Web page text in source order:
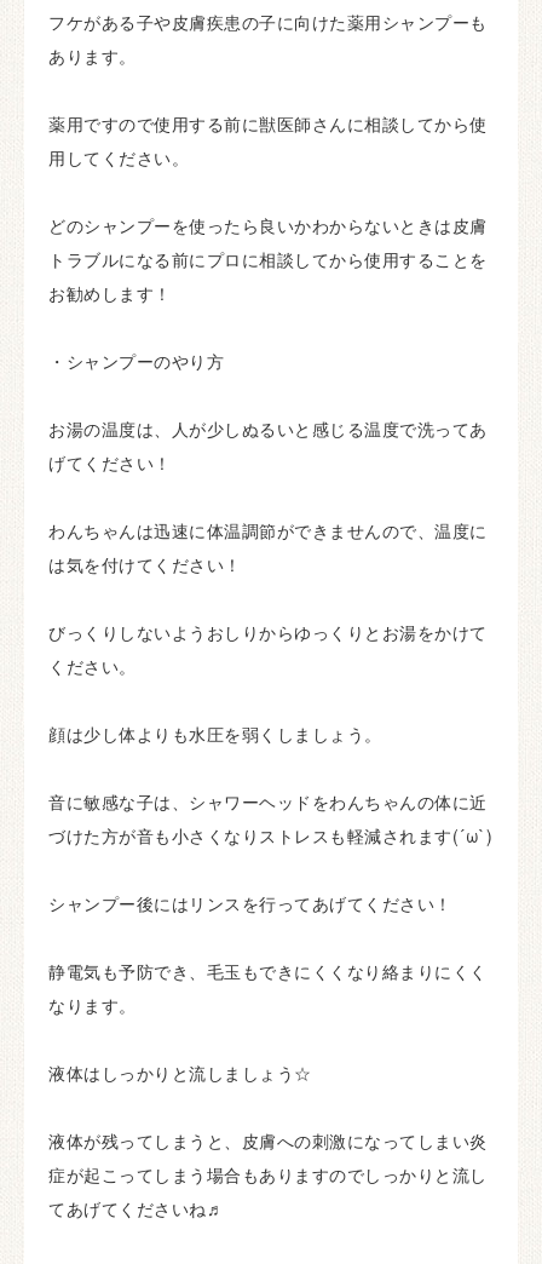
フケがある子や皮膚疾患の子に向けた薬用シャンプーも
あります。
薬用ですので使用する前に獣医師さんに相談してから使
用してください。
どのシャンプーを使ったら良いかわからないときは皮膚
トラブルになる前にプロに相談してから使用することを
お勧めします！
・シャンプーのやり方
お湯の温度は、人が少しぬるいと感じる温度で洗ってあ
げてください！
わんちゃんは迅速に体温調節ができませんので、温度に
は気を付けてください！
びっくりしないようおしりからゆっくりとお湯をかけて
ください。
顔は少し体よりも水圧を弱くしましょう。
音に敏感な子は、シャワーヘッドをわんちゃんの体に近
づけた方が音も小さくなりストレスも軽減されます(´ω`)
シャンプー後にはリンスを行ってあげてください！
静電気も予防でき、毛玉もできにくくなり絡まりにくく
なります。
液体はしっかりと流しましょう☆
液体が残ってしまうと、皮膚への刺激になってしまい炎
症が起こってしまう場合もありますのでしっかりと流し
てあげてくださいね♬